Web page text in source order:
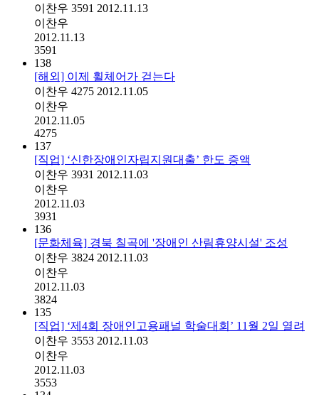
이찬우 3591 2012.11.13
이찬우
2012.11.13
3591
138
[해외] 이제 휠체어가 걷는다
이찬우 4275 2012.11.05
이찬우
2012.11.05
4275
137
[직업] ‘신한장애인자립지원대출’ 한도 증액
이찬우 3931 2012.11.03
이찬우
2012.11.03
3931
136
[문화체육] 경북 칠곡에 '장애인 산림휴양시설' 조성
이찬우 3824 2012.11.03
이찬우
2012.11.03
3824
135
[직업] ‘제4회 장애인고용패널 학술대회’ 11월 2일 열려
이찬우 3553 2012.11.03
이찬우
2012.11.03
3553